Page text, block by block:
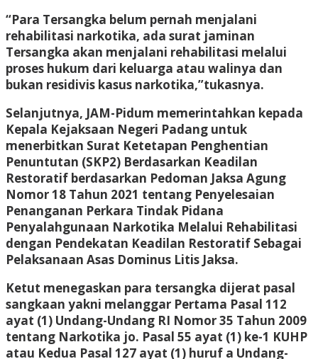
“Para Tersangka belum pernah menjalani
rehabilitasi narkotika, ada surat jaminan
Tersangka akan menjalani rehabilitasi melalui
proses hukum dari keluarga atau walinya dan
bukan residivis kasus narkotika,”tukasnya.
Selanjutnya, JAM-Pidum memerintahkan kepada
Kepala Kejaksaan Negeri Padang untuk
menerbitkan Surat Ketetapan Penghentian
Penuntutan (SKP2) Berdasarkan Keadilan
Restoratif berdasarkan Pedoman Jaksa Agung
Nomor 18 Tahun 2021 tentang Penyelesaian
Penanganan Perkara Tindak Pidana
Penyalahgunaan Narkotika Melalui Rehabilitasi
dengan Pendekatan Keadilan Restoratif Sebagai
Pelaksanaan Asas Dominus Litis Jaksa.
Ketut menegaskan para tersangka dijerat pasal
sangkaan yakni melanggar Pertama Pasal 112
ayat (1) Undang-Undang RI Nomor 35 Tahun 2009
tentang Narkotika jo. Pasal 55 ayat (1) ke-1 KUHP
atau Kedua Pasal 127 ayat (1) huruf a Undang-